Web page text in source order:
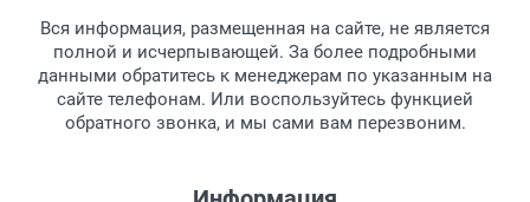
Перечисление средств на расчетный счет.
Для получения товара при себе
обязательно иметь паспорт.
Заказ необходимо забрать в течение 3
рабочих дней с момента поступления на
дополнительных расходов за хранение
Вся информация, размещенная на сайте, не является
полной и исчерпывающей. За более подробными
данными обратитесь к менеджерам по указанным на
сайте телефонам. Или воспользуйтесь функцией
обратного звонка, и мы сами вам перезвоним.